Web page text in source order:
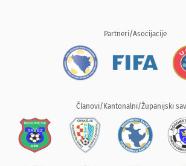
Partneri/Asocijacije
Članovi/Kantonalni/Županijski